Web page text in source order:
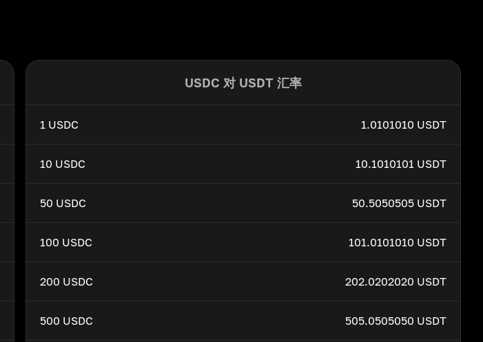
USDC 对 USDT 汇率
1 USDC 1.0101010 USDT
10 USDC 10.1010101 USDT
50 USDC 50.5050505 USDT
100 USDC 101.0101010 USDT
200 USDC 202.0202020 USDT
500 USDC 505.0505050 USDT